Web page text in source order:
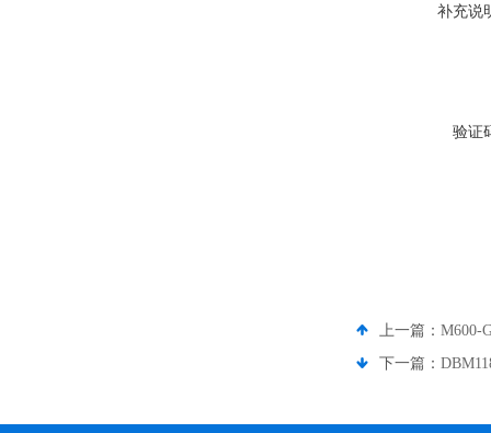
补充说
验证
上一篇： M600-
下一篇：